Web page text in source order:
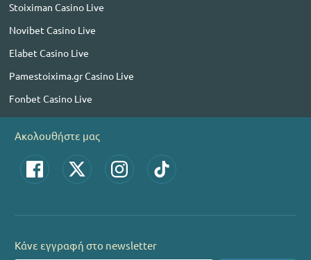
Stoiximan Casino Live
Novibet Casino Live
Elabet Casino Live
Pamestoixima.gr Casino Live
Fonbet Casino Live
Ακολουθήστε μας
Κάνε εγγραφή στο newsletter